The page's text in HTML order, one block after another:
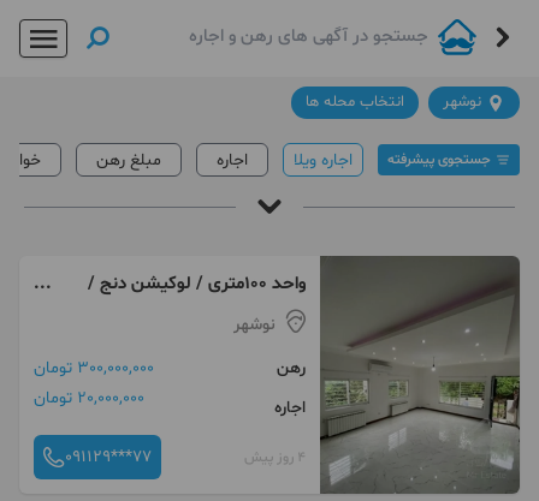
نوشهر انتخاب محله ها
جستجوی پیشرفته اجاره ویلا اجاره مبلغ رهن خواب
رهن و اجاره ویلا در نوشهر
آقای املاک / اجاره ویلا در نوشهر
قیمت داغ ترین ها
واحد 100متری / لوکیشن دنج /
لتینگاننوشهر
رهن
300,000,000 تومان
اجاره
20,000,000 تومان
4 روز پیش 091129***77